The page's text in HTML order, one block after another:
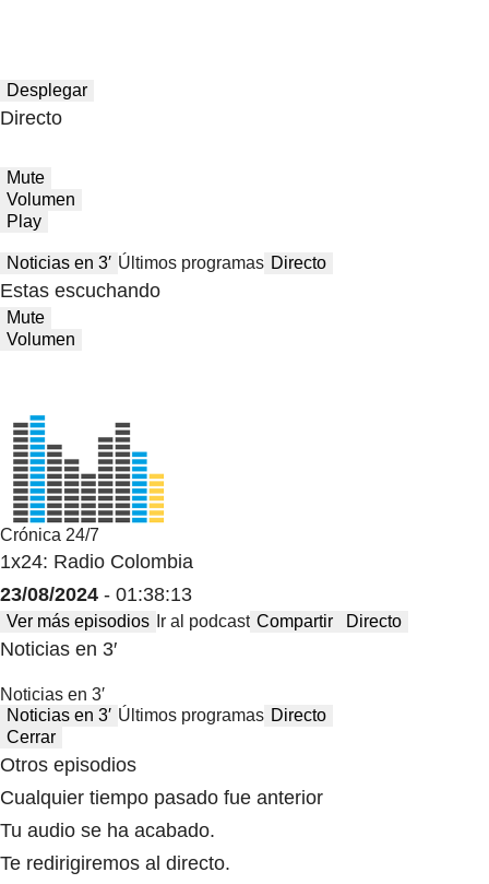
Desplegar
Directo
Mute
Volumen
Play
Noticias en 3′ Últimos programas Directo
Estas escuchando
Mute
Volumen
Crónica 24/7
1x24: Radio Colombia
23/08/2024 - 01:38:13
Ver más episodios Ir al podcast Compartir Directo
Noticias en 3′
Noticias en 3′
Noticias en 3′ Últimos programas Directo
Cerrar
Otros episodios
Cualquier tiempo pasado fue anterior
Tu audio se ha acabado.
Te redirigiremos al directo.